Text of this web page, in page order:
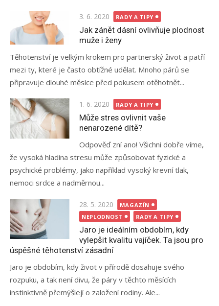
Posted
on
3. 6. 2020 RADY A TIPY
Jak zánět dásní ovlivňuje plodnost
muže i ženy
Těhotenství je velkým krokem pro partnerský život a patří
mezi ty, které je často obtížné udělat. Mnoho párů se
připravuje dlouhé měsíce před pokusem otěhotnět...
Posted
on
1. 6. 2020 RADY A TIPY
Může stres ovlivnit vaše
nenarozené dítě?
Odpověď zní ano! Všichni dobře víme,
že vysoká hladina stresu může způsobovat fyzické a
psychické problémy, jako například vysoký krevní tlak,
nemoci srdce a nadměrnou...
Posted
on
28. 5. 2020
MAGAZÍN
NEPLODNOST
RADY A TIPY
Jaro je ideálním obdobím, kdy
vylepšit kvalitu vajíček. Ta jsou pro
úspěšné těhotenství zásadní
Jaro je obdobím, kdy život v přírodě dosahuje svého
rozpuku, a tak není divu, že páry v těchto měsících
instinktivně přemýšlejí o založení rodiny. Ale...